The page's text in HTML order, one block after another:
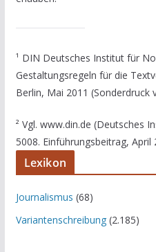
¹ DIN Deutsches Institut für
Gestaltungsregeln für die
Berlin, Mai 2011 (Sonderdruck
² Vgl. www.din.de (Deutsches
5008. Einführungsbeitrag, April
Lexikon
Journalismus (68)
Variantenschreibung(2.185)